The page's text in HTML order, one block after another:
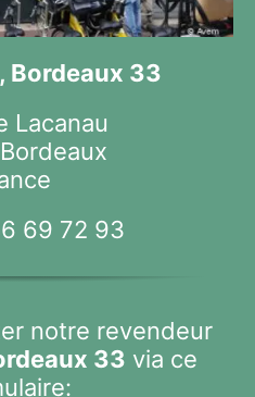
Bordeaux 33
Lacanau
69 72 93
notre revendeur
33 via ce